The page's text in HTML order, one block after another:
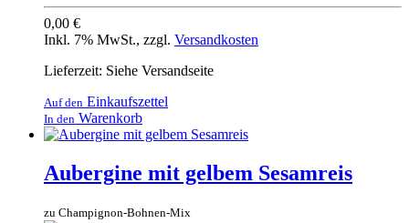
0,00 €
Inkl. 7% MwSt., zzgl. Versandkosten
Lieferzeit: Siehe Versandseite
Auf den Einkaufszettel
In den Warenkorb
Aubergine mit gelbem Sesamreis
zu Champignon-Bohnen-Mix